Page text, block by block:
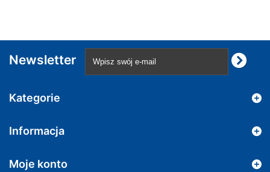
Newsletter
Kategorie
Informacja
Moje konto